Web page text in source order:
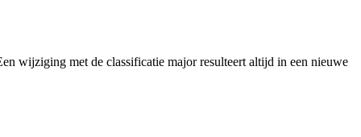
wijziging met de classificatie major resulteert altijd in een nieuwe